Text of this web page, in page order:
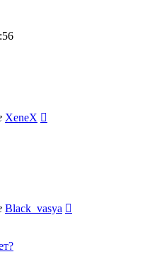
XeneX
Black_vasya